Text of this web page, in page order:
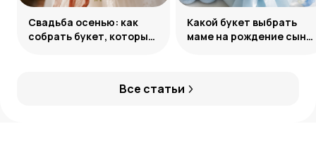
Все статьи
Свадьба осенью: как
собрать букет, который
Какой букет выбрать
маме на рождение сына: